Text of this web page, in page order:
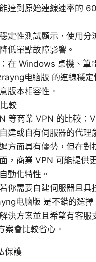
達到原始連線速率的
定性測試顯示，使用分
低單點故障影響。
在 Windows 桌機、筆
电脑版 的連線穩定
版本相容性。
較
等商業 VPN 的比較：
建或自有伺服器的代理
方面具有優勢，但在對
，商業 VPN 可能提供
動化特性。
你需要自建伺服器且具
电脑版 是不錯的選擇
決方案並且希望有客服
案會比較省心。
保護